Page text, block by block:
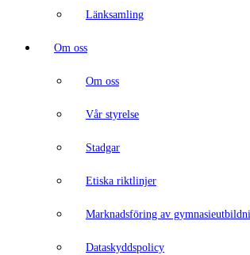
Länksamling
Om oss
Om oss
Vår styrelse
Stadgar
Etiska riktlinjer
Marknadsföring av
Dataskyddspolicy